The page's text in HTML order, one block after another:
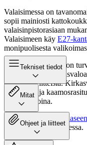
Valaisimessa on
sopii mainiosti
valaisinpistorasiaan
Valaisimeen käy E27-
monipuolisesta
Kirkasvalon käyttö on
energiatasoja.
ovat yksiselitteisiä.
väsymystä ja
vuodenaikoina.
Tutustu
asennusoppaaseen
valaisimen asennuksessa.
Tekniset tiedot
Mitat
Ohjeet ja liitteet